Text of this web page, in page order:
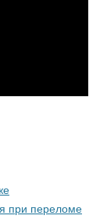
при переломе